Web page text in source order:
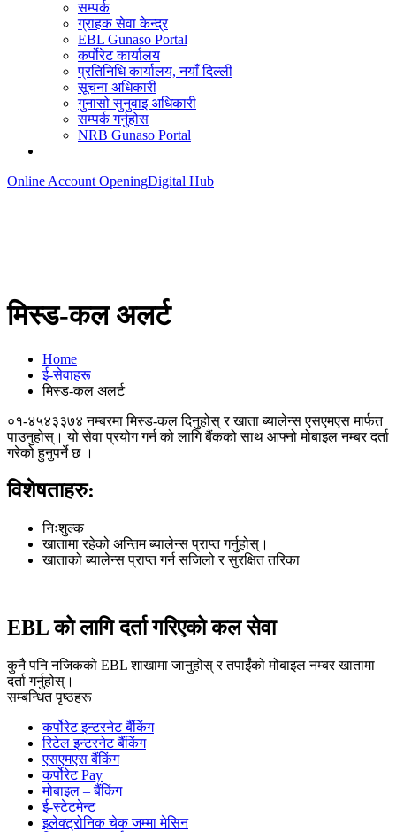
सम्पर्क
ग्राहक सेवा केन्द्र
EBL Gunaso Portal
कर्पोरेट कार्यालय
प्रतिनिधि कार्यालय, नयाँ दिल्ली
सूचना अधिकारी
गुनासो सुनुवाइ अधिकारी
सम्पर्क गर्नुहोस
NRB Gunaso Portal
Online Account OpeningDigital Hub
मिस्ड-कल अलर्ट
Home
ई-सेवाहरू
मिस्ड-कल अलर्ट
०१-४५४३३७४ नम्बरमा मिस्ड-कल दिनुहोस् र खाता ब्यालेन्स एसएमएस मार्फत
पाउनुहोस्। यो सेवा प्रयोग गर्न को लागि बैंकको साथ आफ्नो मोबाइल नम्बर दर्ता
गरेको हुनुपर्ने छ ।
विशेषताहरु:
निःशुल्क
खातामा रहेको अन्तिम ब्यालेन्स प्राप्त गर्नुहोस्।
खाताको ब्यालेन्स प्राप्त गर्न सजिलो र सुरक्षित तरिका
EBL को लागि दर्ता गरिएको कल सेवा
कुनै पनि नजिकको EBL शाखामा जानुहोस् र तपाईंको मोबाइल नम्बर खातामा
दर्ता गर्नुहोस्।
सम्बन्धित पृष्ठहरू
कर्पोरेट इन्टरनेट बैंकिंग
रिटेल इन्टरनेट बैंकिंग
एसएमएस बैंकिंग
कर्पोरेट Pay
मोबाइल – बैंकिंग
ई-स्टेटमेन्ट
इलेक्ट्रोनिक चेक जम्मा मेसिन